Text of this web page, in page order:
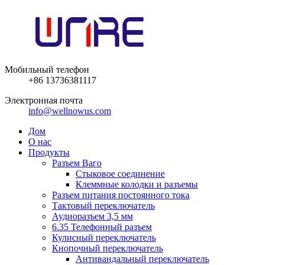
Мобильный телефон
+86 13736381117
Электронная почта
info@wellnowus.com
Дом
О нас
Продукты
Разъем Ваго
Стыковое соединение
Клеммные колодки и разъемы
Разъем питания постоянного тока
Тактовый переключатель
Аудиоразъем 3,5 мм
6.35 Телефонный разъем
Кулисный переключатель
Кнопочный переключатель
Антивандальный переключатель